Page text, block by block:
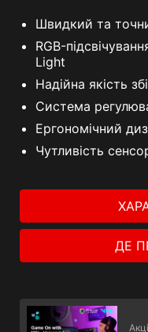
Швидкий та
RGB-
Light
Надійна якість
Система
Ергономічний
Чутливість
ДЕ